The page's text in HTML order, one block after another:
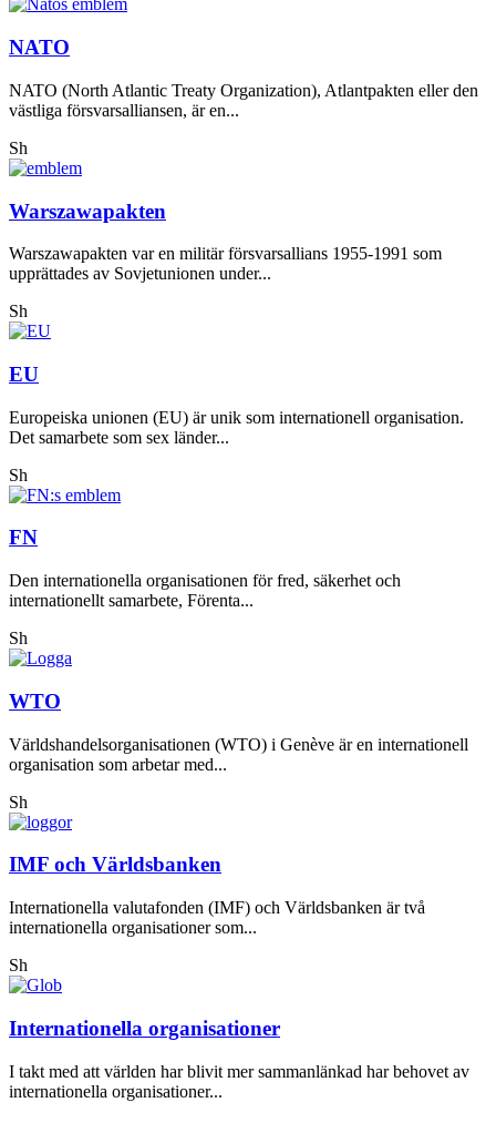
NATO
NATO (North Atlantic Treaty Organization), Atlantpakten eller den
västliga försvarsalliansen, är en...
Sh
Warszawapakten
Warszawapakten var en militär försvarsallians 1955-1991 som
upprättades av Sovjetunionen under...
Sh
EU
Europeiska unionen (EU) är unik som internationell organisation.
Det samarbete som sex länder...
Sh
FN
Den internationella organisationen för fred, säkerhet och
internationellt samarbete, Förenta...
Sh
WTO
Världshandelsorganisationen (WTO) i Genève är en internationell
organisation som arbetar med...
Sh
IMF och Världsbanken
Internationella valutafonden (IMF) och Världsbanken är två
internationella organisationer som...
Sh
Internationella organisationer
I takt med att världen har blivit mer sammanlänkad har behovet av
internationella organisationer...